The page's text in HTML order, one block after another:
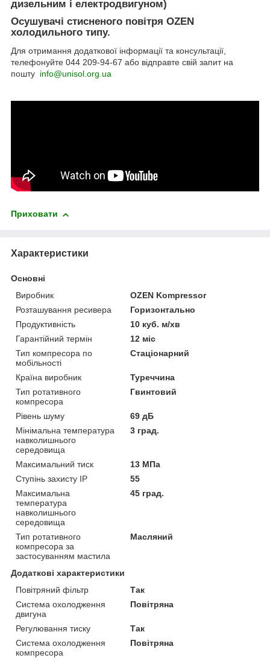
дизельним і електродвигуном)
Осушувачі стисненого повітря OZEN
холодильного типу.
Для отримання додаткової інформації та консультації,
телефонуйте 044 209-94-67 або відправте свій запит на
пошту info@unisol.org.ua
Приховати
Характеристики
Основні
Виробник
OZEN Kompressor
Розташування ресивера
Горизонтально
Продуктивність
10 куб. м/хв
Гарантійний термін
12 міс
Тип компресора по
мобільності
Стаціонарний
Країна виробник
Туреччина
Тип ротативного
компресора
Гвинтовий
Рівень шуму
69 дБ
Мінімальна температура
навколишнього
середовища
3 град.
Максимальний тиск
13 МПа
Ступінь захисту IP
55
Максимальна
температура
навколишнього
середовища
45 град.
Тип ротативного
компресора за
застосуванням мастила
Масляний
Додаткові характеристики
Повітряний фільтр
Так
Система охолодження
двигуна
Повітряна
Регулювання тиску
Так
Система охолодження
компресора
Повітряна